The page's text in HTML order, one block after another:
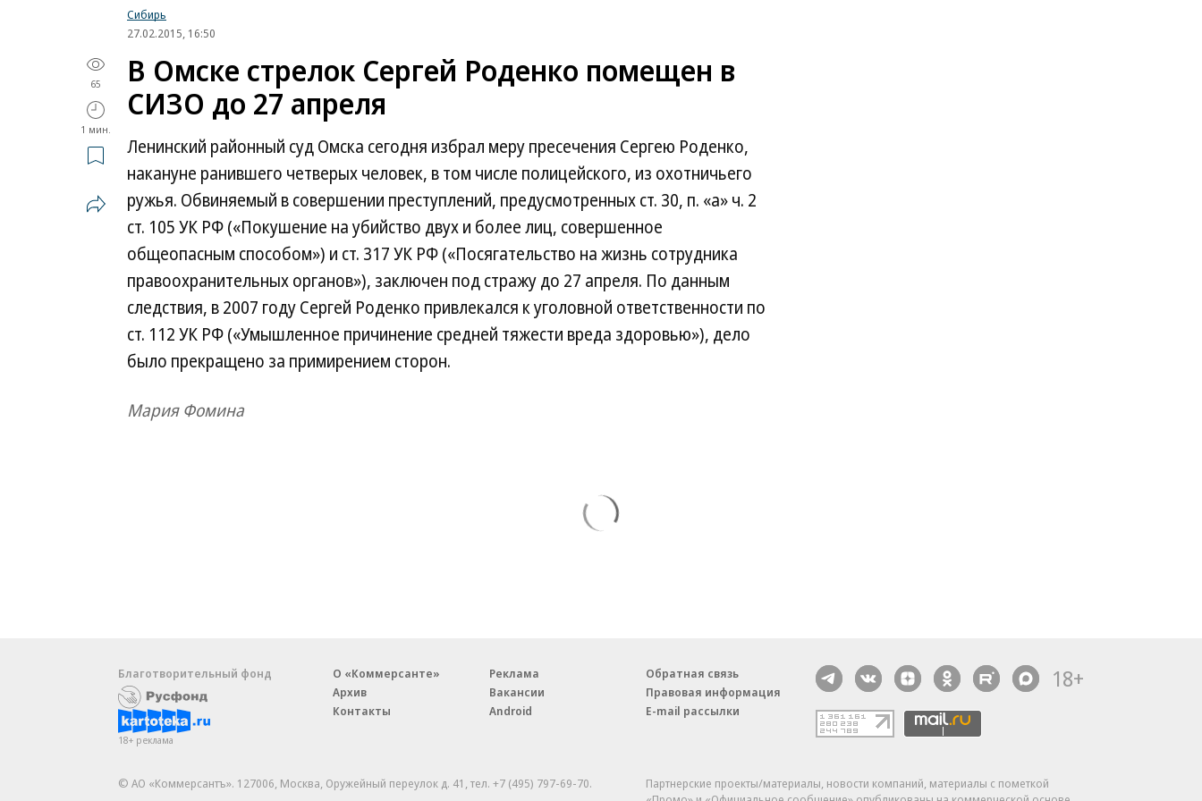
Сибирь
27.02.2015, 16:50
65
1 мин.
В Омске стрелок Сергей Роденко помещен в
СИЗО до 27 апреля
Ленинский районный суд Омска сегодня избрал меру пресечения Сергею Роденко,
накануне ранившего четверых человек, в том числе полицейского, из охотничьего
ружья. Обвиняемый в совершении преступлений, предусмотренных ст. 30, п. «а» ч. 2
ст. 105 УК РФ («Покушение на убийство двух и более лиц, совершенное
общеопасным способом») и ст. 317 УК РФ («Посягательство на жизнь сотрудника
правоохранительных органов»), заключен под стражу до 27 апреля. По данным
следствия, в 2007 году Сергей Роденко привлекался к уголовной ответственности по
ст. 112 УК РФ («Умышленное причинение средней тяжести вреда здоровью»), дело
было прекращено за примирением сторон.
Мария Фомина
Благотворительный фонд
18+ реклама
О «Коммерсанте»
Архив
Контакты
Реклама
Вакансии
Android
Обратная связь
Правовая информация
E-mail рассылки
18+
© АО «Коммерсантъ». 127006, Москва, Оружейный переулок д. 41,тел. +7 (495) 797-69-70.
Партнерские проекты/материалы, новости компаний, материалы с пометкой